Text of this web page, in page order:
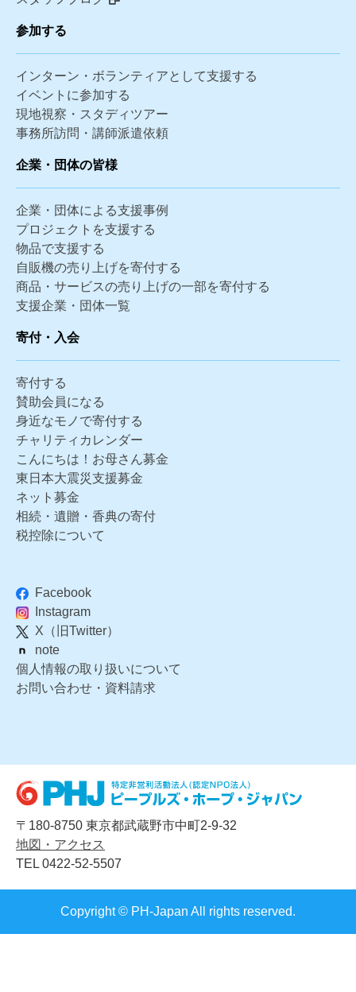
参加する
インターン・ボランティアとして支援する
イベントに参加する
現地視察・スタディツアー
事務所訪問・講師派遣依頼
企業・団体の皆様
企業・団体による支援事例
プロジェクトを支援する
物品で支援する
自販機の売り上げを寄付する
商品・サービスの売り上げの一部を寄付する
支援企業・団体一覧
寄付・入会
寄付する
賛助会員になる
身近なモノで寄付する
チャリティカレンダー
こんにちは！お母さん募金
東日本大震災支援募金
ネット募金
相続・遺贈・香典の寄付
税控除について
Facebook
Instagram
X（旧Twitter）
note
個人情報の取り扱いについて
お問い合わせ・資料請求
〒180-8750 東京都武蔵野市中町2-9-32
地図・アクセス
TEL 0422-52-5507
Copyright © PH-Japan All rights reserved.